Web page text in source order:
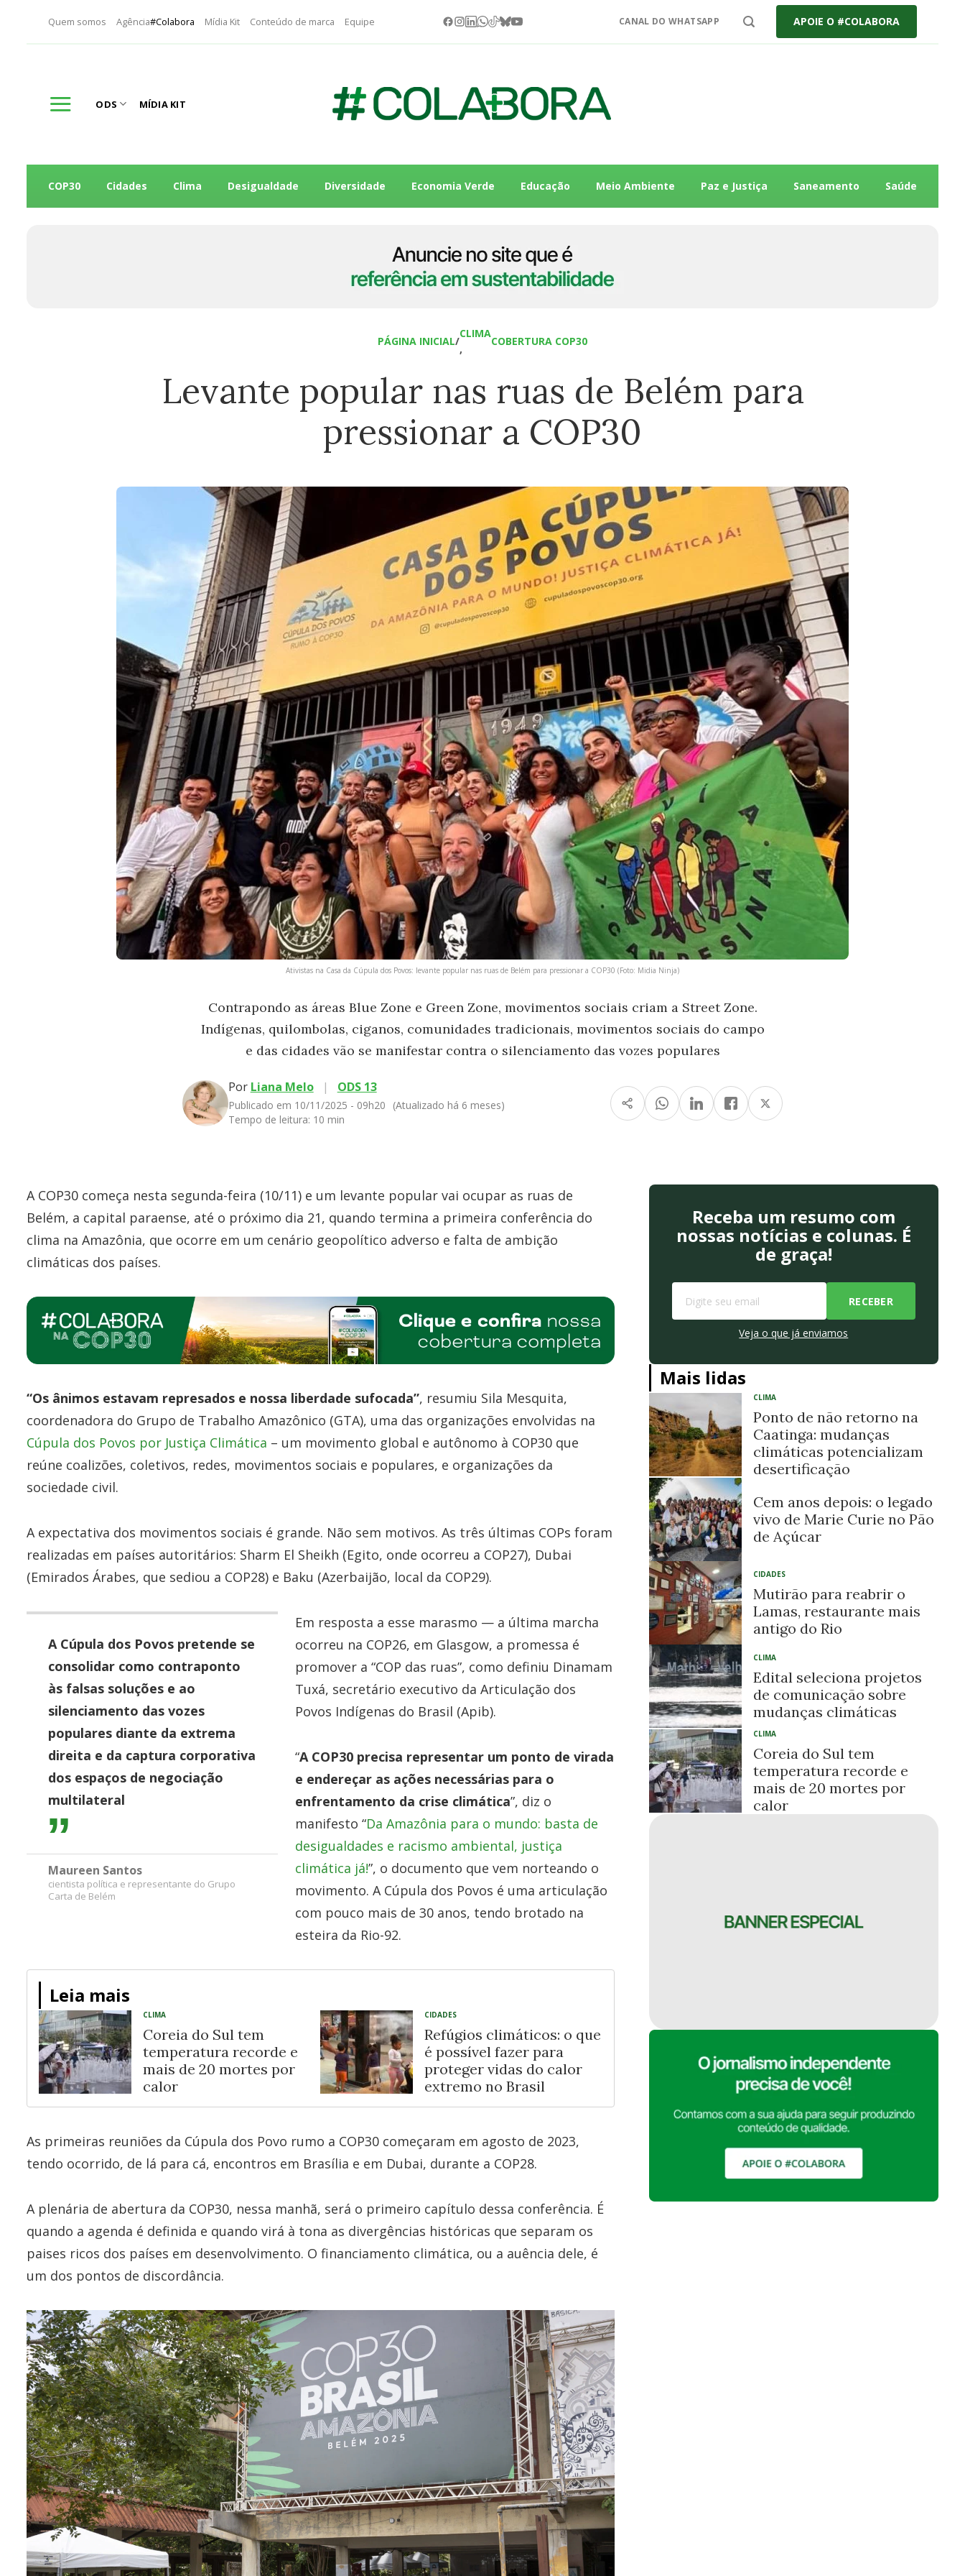
Quem somos Agência#Colabora Mídia Kit Conteúdo de marca Equipe CANAL DO WHATSAPP APOIE O #COLABORA
ODS MÍDIA KIT
COP30 Cidades Clima Desigualdade Diversidade Economia Verde Educação Meio Ambiente Paz e Justiça Saneamento Saúde
PÁGINA INICIAL/
CLIMA
,
COBERTURA COP30
Levante popular nas ruas de Belém para
pressionar a COP30
Ativistas na Casa da Cúpula dos Povos: levante popular nas ruas de Belém para pressionar a COP30 (Foto: Midia Ninja)
Contrapondo as áreas Blue Zone e Green Zone, movimentos sociais criam a Street Zone.
Indígenas, quilombolas, ciganos, comunidades tradicionais, movimentos sociais do campo
e das cidades vão se manifestar contra o silenciamento das vozes populares
Por Liana Melo | ODS 13
Publicado em 10/11/2025 - 09h20
(Atualizado há 6 meses)
Tempo de leitura: 10 min
A COP30 começa nesta segunda-feira (10/11) e um levante popular vai ocupar as ruas de
Belém, a capital paraense, até o próximo dia 21, quando termina a primeira conferência do
clima na Amazônia, que ocorre em um cenário geopolítico adverso e falta de ambição
climáticas dos países.
“Os ânimos estavam represados e nossa liberdade sufocada”, resumiu Sila Mesquita,
coordenadora do Grupo de Trabalho Amazônico (GTA), uma das organizações envolvidas na
Cúpula dos Povos por Justiça Climática – um movimento global e autônomo à COP30 que
reúne coalizões, coletivos, redes, movimentos sociais e populares, e organizações da
sociedade civil.
A expectativa dos movimentos sociais é grande. Não sem motivos. As três últimas COPs foram
realizadas em países autoritários: Sharm El Sheikh (Egito, onde ocorreu a COP27), Dubai
(Emirados Árabes, que sediou a COP28) e Baku (Azerbaijão, local da COP29).
A Cúpula dos Povos pretende se
consolidar como contraponto
às falsas soluções e ao
silenciamento das vozes
populares diante da extrema
direita e da captura corporativa
dos espaços de negociação
multilateral
Maureen Santos
cientista política e representante do Grupo
Carta de Belém
Em resposta a esse marasmo — a última marcha
ocorreu na COP26, em Glasgow, a promessa é
promover a “COP das ruas”, como definiu Dinamam
Tuxá, secretário executivo da Articulação dos
Povos Indígenas do Brasil (Apib).
“A COP30 precisa representar um ponto de virada
e endereçar as ações necessárias para o
enfrentamento da crise climática”, diz o
manifesto “Da Amazônia para o mundo: basta de
desigualdades e racismo ambiental, justiça
climática já!”, o documento que vem norteando o
movimento. A Cúpula dos Povos é uma articulação
com pouco mais de 30 anos, tendo brotado na
esteira da Rio-92.
Leia mais
CLIMA
Coreia do Sul tem
temperatura recorde e
mais de 20 mortes por
calor
CIDADES
Refúgios climáticos: o que
é possível fazer para
proteger vidas do calor
extremo no Brasil
As primeiras reuniões da Cúpula dos Povo rumo a COP30 começaram em agosto de 2023,
tendo ocorrido, de lá para cá, encontros em Brasília e em Dubai, durante a COP28.
A plenária de abertura da COP30, nessa manhã, será o primeiro capítulo dessa conferência. É
quando a agenda é definida e quando virá à tona as divergências históricas que separam os
paises ricos dos países em desenvolvimento. O financiamento climática, ou a auência dele, é
um dos pontos de discordância.
Receba um resumo com
nossas notícias e colunas. É
de graça!
Veja o que já enviamos
Mais lidas
CLIMA
Ponto de não retorno na
Caatinga: mudanças
climáticas potencializam
desertificação
Cem anos depois: o legado
vivo de Marie Curie no Pão
de Açúcar
CIDADES
Mutirão para reabrir o
Lamas, restaurante mais
antigo do Rio
CLIMA
Edital seleciona projetos
de comunicação sobre
mudanças climáticas
CLIMA
Coreia do Sul tem
temperatura recorde e
mais de 20 mortes por
calor